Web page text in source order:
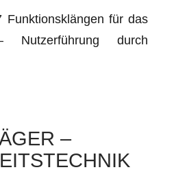
Funktionsklängen für das
durch
–